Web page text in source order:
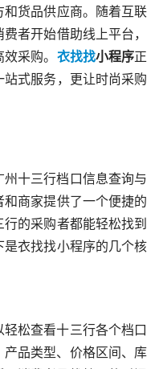
货品供应商。随着互联
者开始借助线上平台，
采购。 衣找找小程序正
式服务，更让时尚采购
十三行档口信息查询与
商家提供了一个便捷的
的采购者都能轻松找到
衣找找小程序的几个核
松查看十三行各个档口
品类型、价格区间、库